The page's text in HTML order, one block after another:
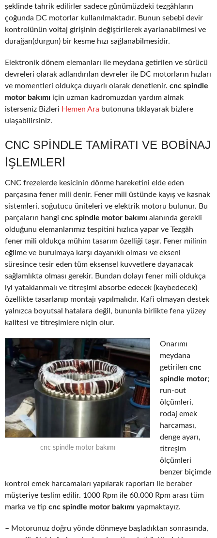
şeklinde tahrik edilirler sadece günümüzdeki tezgâhların
çoğunda DC motorlar kullanılmaktadır. Bunun sebebi devir
kontrolünün voltaj girişinin değiştirilerek ayarlanabilmesi ve
durağan(durgun) bir kesme hızı sağlanabilmesidir.
Elektronik dönem elemanları ile meydana getirilen ve sürücü
devreleri olarak adlandırılan devreler ile DC motorların hızları
ve momentleri oldukça duyarlı olarak denetlenir. cnc spindle
motor bakımı için uzman kadromuzdan yardım almak
isterseniz Bizleri Hemen Ara butonuna tıklayarak bizlere
ulaşabilirsiniz.
CNC SPINDLE TAMIRATI VE BOBINAJ
IŞLEMLERI
CNC frezelerde kesicinin dönme hareketini elde eden
parçasına fener mili denir. Fener mili üstünde kayış ve kasnak
sistemleri, soğutucu üniteleri ve elektrik motoru bulunur. Bu
parçaların hangi cnc spindle motor bakımı alanında gerekli
olduğunu elemanlarımız tespitini hızlıca yapar ve Tezgâh
fener mili oldukça mühim tasarım özelliği taşır. Fener milinin
eğilme ve burulmaya karşı dayanıklı olması ve ekseni
süresince tesir eden tüm eksensel kuvvetlere dayanacak
sağlamlıkta olması gerekir. Bundan dolayı fener mili oldukça
iyi yataklanmalı ve titreşimi absorbe edecek (kaybedecek)
özellikte tasarlanıp montajı yapılmalıdır. Kafi olmayan destek
yalnızca boyutsal hatalara değil, bununla birlikte fena yüzey
kalitesi ve titreşimlere niçin olur.
cnc spindle motor bakımı
Onarımı
meydana
getirilen cnc
spindle motor;
run-out
ölçümleri,
rodaj emek
harcaması,
denge ayarı,
titreşim
ölçümleri
benzer biçimde
kontrol emek harcamaları yapılarak raporları ile beraber
müşteriye teslim edilir. 1000 Rpm ile 60.000 Rpm arası tüm
marka ve tip cnc spindle motor bakımı yapmaktayız.
– Motorunuz doğru yönde dönmeye başladıktan sonrasında,